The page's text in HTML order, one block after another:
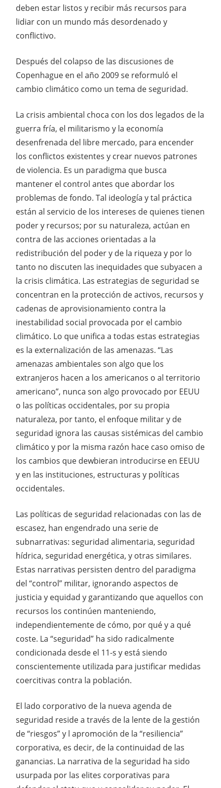
deben estar listos y recibir más recursos para
lidiar con un mundo más desordenado y
conflictivo.
Después del colapso de las discusiones de
Copenhague en el año 2009 se reformuló el
cambio climático como un tema de seguridad.
La crisis ambiental choca con los dos legados de la
guerra fría, el militarismo y la economía
desenfrenada del libre mercado, para encender
los conflictos existentes y crear nuevos patrones
de violencia. Es un paradigma que busca
mantener el control antes que abordar los
problemas de fondo. Tal ideología y tal práctica
están al servicio de los intereses de quienes tienen
poder y recursos; por su naturaleza, actúan en
contra de las acciones orientadas a la
redistribución del poder y de la riqueza y por lo
tanto no discuten las inequidades que subyacen a
la crisis climática. Las estrategias de seguridad se
concentran en la protección de activos, recursos y
cadenas de aprovisionamiento contra la
inestabilidad social provocada por el cambio
climático. Lo que unifica a todas estas estrategias
es la externalización de las amenazas. “Las
amenazas ambientales son algo que los
extranjeros hacen a los americanos o al territorio
americano”, nunca son algo provocado por EEUU
o las políticas occidentales, por su propia
naturaleza, por tanto, el enfoque militar y de
seguridad ignora las causas sistémicas del cambio
climático y por la misma razón hace caso omiso de
los cambios que dewbieran introducirse en EEUU
y en las instituciones, estructuras y políticas
occidentales.
Las políticas de seguridad relacionadas con las de
escasez, han engendrado una serie de
subnarrativas: seguridad alimentaria, seguridad
hídrica, seguridad energética, y otras similares.
Estas narrativas persisten dentro del paradigma
del “control” militar, ignorando aspectos de
justicia y equidad y garantizando que aquellos con
recursos los continúen manteniendo,
independientemente de cómo, por qué y a qué
coste. La “seguridad” ha sido radicalmente
condicionada desde el 11-s y está siendo
conscientemente utilizada para justificar medidas
coercitivas contra la población.
El lado corporativo de la nueva agenda de
seguridad reside a través de la lente de la gestión
de “riesgos” y l apromoción de la “resiliencia”
corporativa, es decir, de la continuidad de las
ganancias. La narrativa de la seguridad ha sido
usurpada por las elites corporativas para